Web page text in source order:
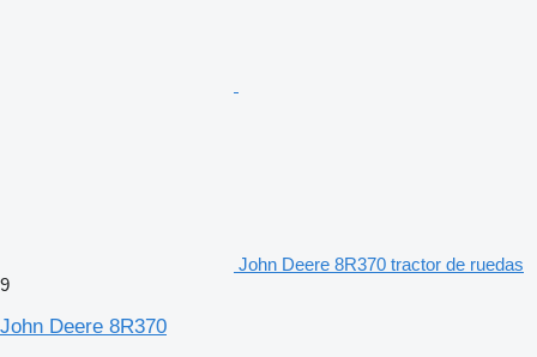
John Deere 8R370 tractor de ruedas
9
John Deere 8R370